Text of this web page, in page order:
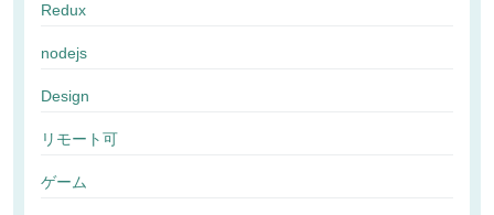
Redux
nodejs
Design
リモート可
ゲーム